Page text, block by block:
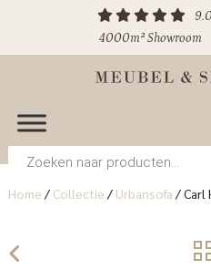
4000m² Showroom
Producten
zoeken
Home / Collectie / Urbansofa /Carl